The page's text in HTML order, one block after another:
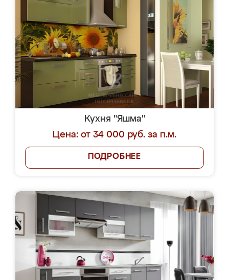
Кухня "Яшма"
Цена: от 34 000 руб. за п.м.
ПОДРОБНЕЕ